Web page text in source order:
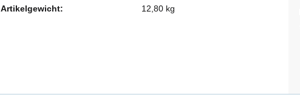
Artikelgewicht:
12,80 kg